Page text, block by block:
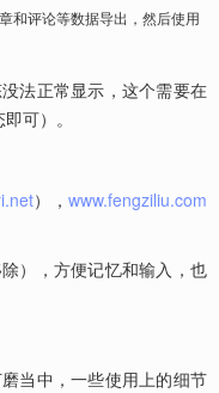
和评论等数据导出，然后使用
法正常显示，这个需要在
可）。
）， www.fengziliu.com
），方便记忆和输入，也
当中，一些使用上的细节